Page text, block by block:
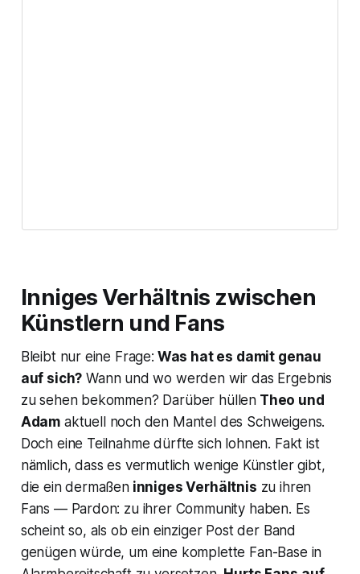
Inniges Verhältnis zwischen
Künstlern und Fans
Bleibt nur eine Frage: Was hat es damit genau
auf sich? Wann und wo werden wir das Ergebnis
zu sehen bekommen? Darüber hüllen Theo und
Adam aktuell noch den Mantel des Schweigens.
Doch eine Teilnahme dürfte sich lohnen. Fakt ist
nämlich, dass es vermutlich wenige Künstler gibt,
die ein dermaßeninniges Verhältnis zu ihren
Fans — Pardon: zu ihrer Community haben. Es
scheint so, als ob ein einziger Post der Band
genügen würde, um eine komplette Fan-Base in